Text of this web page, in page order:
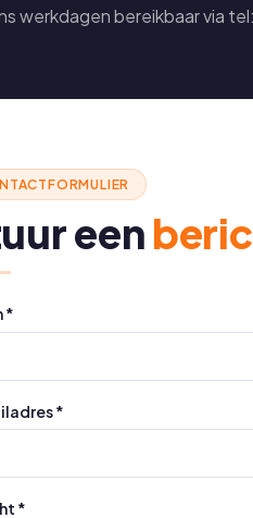
werkdagen bereikbaar via
een
*
*
*